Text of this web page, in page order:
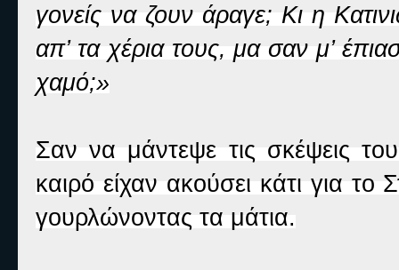
γονείς να ζουν άραγε; Κι η
απ’ τα χέρια τους, μα σαν μ’
χαμό;»
Σαν να μάντεψε τις σκέψεις
καιρό είχαν ακούσει κάτι για
γουρλώνοντας τα μάτια.